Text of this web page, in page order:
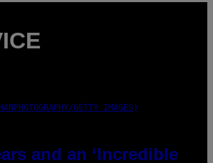
GETTY IMAGES)
and an ‘Incredible